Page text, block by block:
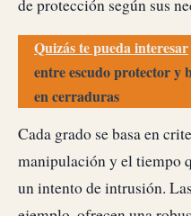
de protección según sus
Quizás te pueda interesar
entre escudo protector y
en cerraduras
Cada grado se basa en
manipulación y el tiempo
un intento de intrusión.